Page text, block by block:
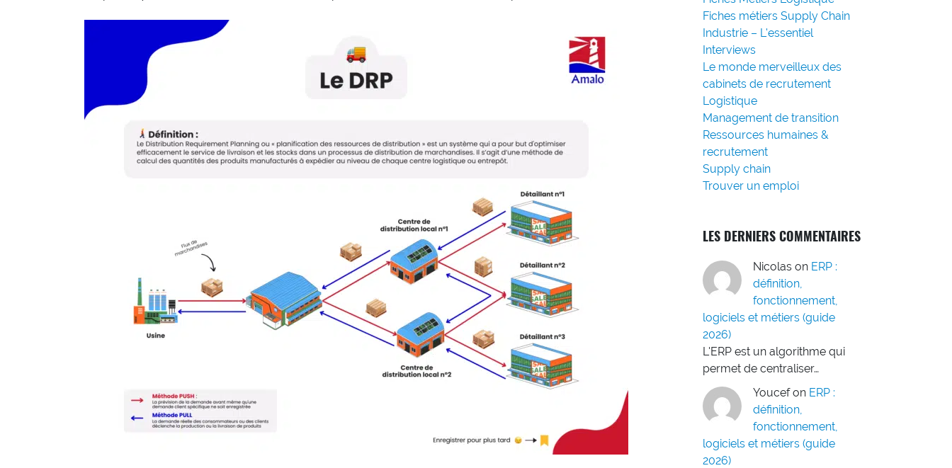
Fiches métiers Supply Chain
Industrie – L'essentiel
Interviews
Le monde merveilleux des
cabinets de recrutement
Logistique
Management de transition
Ressources humaines &
recrutement
Supply chain
Trouver un emploi
LES DERNIERS COMMENTAIRES
Nicolas on ERP :
définition,
fonctionnement,
logiciels et métiers (guide
2026)
L'ERP est un algorithme qui
permet de centraliser…
Youcef on ERP :
définition,
fonctionnement,
logiciels et métiers (guide
2026)